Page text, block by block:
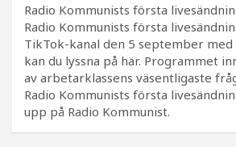
Radio Kommunists första
Radio Kommunists första
TikTok-kanal den 5 september med
kan du lyssna på här. Programmet
av arbetarklassens väsentligaste
Radio Kommunists första
upp på Radio Kommunist.